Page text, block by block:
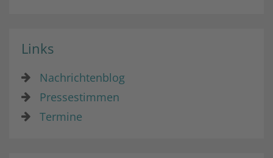
Links
Nachrichtenblog
Pressestimmen
Termine